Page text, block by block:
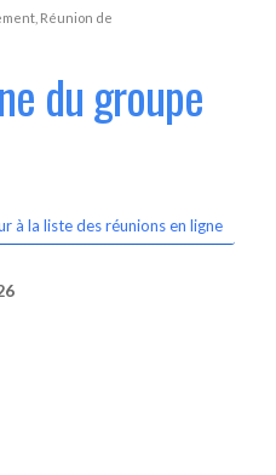
, Réunion de
du groupe
à la liste des réunions en ligne